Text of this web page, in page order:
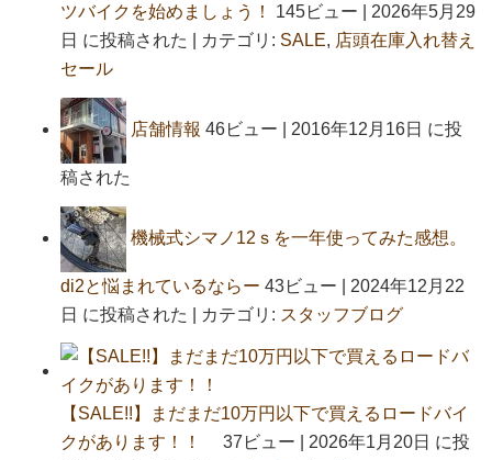
ツバイクを始めましょう！ 145ビュー
2026年5月29
日 に投稿された
カテゴリ: SALE, 店頭在庫入れ替え
セール
店舗情報 46ビュー 2016年12月16日 に投
稿された
機械式シマノ12ｓを一年使ってみた感想。
di2と悩まれているならー 43ビュー
2024年12月22
日 に投稿された
カテゴリ: スタッフブログ
【SALE!!】まだまだ10万円以下で買えるロードバイ
クがあります！！
37ビュー
2026年1月20日 に投